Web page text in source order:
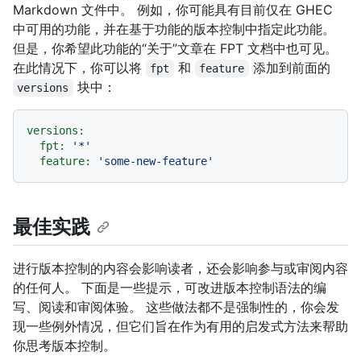
Markdown 文件中。 例如，你可能具有目前仅在 GHEC
中可用的功能，并在基于功能的版本控制中指定此功能。
但是，你希望此功能的“关于”文章在 FPT 文档中也可见。
在此情况下，你可以将
fpt 和 feature 添加到前面的
versions 块中：
versions:
fpt:
'*'
feature:
'some-new-feature'
最佳实践
进行版本控制的内容会影响读者，还会影响参与或审阅内容
的任何人。 下面是一些提示，可改进版本控制语法的编
写、阅读和审阅体验。 这些做法都不是强制性的，你会发
现一些例外情况，但它们旨在作为有用的启发式方法来帮助
你思考版本控制。